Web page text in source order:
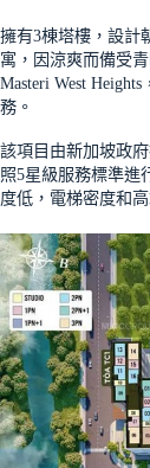
擁有3棟塔樓，設計
寓，因涼爽而備受
Masteri West
務。
該項目由新加坡政
照5星級服務標準進
度低，電梯密度和